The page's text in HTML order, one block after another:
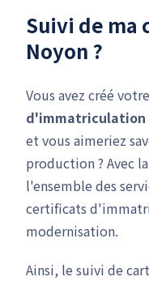
Suivi de ma
Noyon ?
Vous avez créé votre
d'immatriculation
et vous aimeriez
production ? Avec
l'ensemble des
certificats
modernisation.
Ainsi, le suivi de